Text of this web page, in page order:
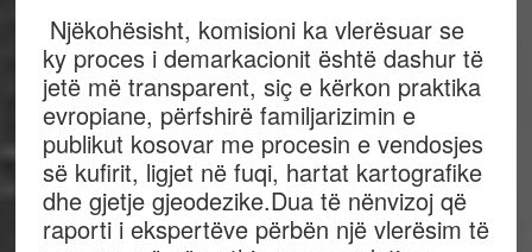
Njëkohësisht, komisioni ka vlerësuar se
ky proces i demarkacionit është dashur të
jetë më transparent, siç e kërkon praktika
evropiane, përfshirë familjarizimin e
publikut kosovar me procesin e vendosjes
së kufirit, ligjet në fuqi, hartat kartografike
dhe gjetje gjeodezike.Dua të nënvizoj që
raporti i ekspertëve përbën një vlerësim të